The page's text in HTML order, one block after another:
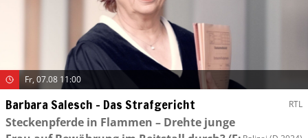
Fr, 07.08 11:00
Barbara Salesch – Das Strafgericht RTL
Steckenpferde in Flammen – Drehte junge